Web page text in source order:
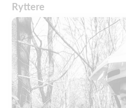
Ryttere